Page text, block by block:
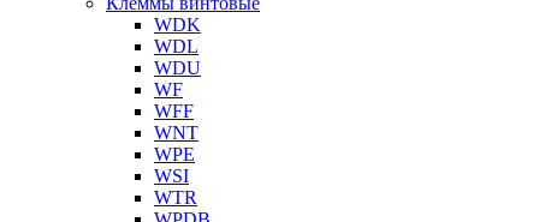
WDK
WDL
WDU
WF
WFF
WNT
WPE
WSI
WTR